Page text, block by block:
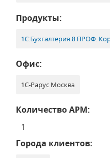
Продукты:
1С:Бухгалтерия 8 ПРОФ.
Офис:
1С-Рарус Москва
Количество АРМ:
1
Города клиентов: